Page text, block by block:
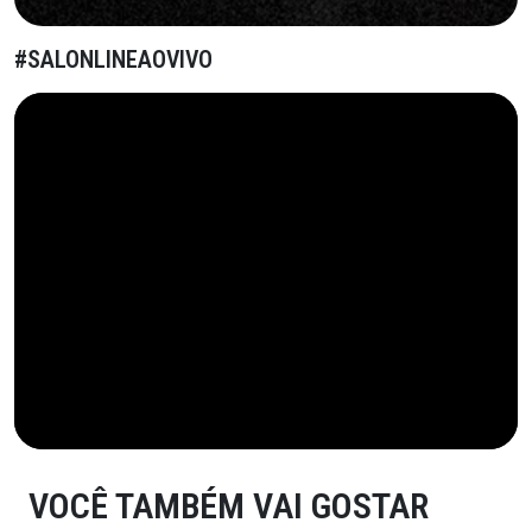
#SALONLINEAOVIVO
VOCÊ TAMBÉM VAI GOSTAR